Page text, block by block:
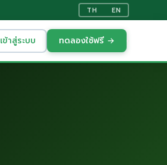
TH EN
เข้าสู่ระบบ ทดลองใช้ฟรี →